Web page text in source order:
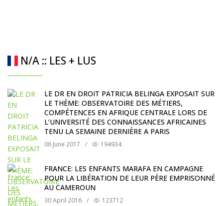
N/A :: LES + LUS
LE DR EN DROIT PATRICIA BELINGA EXPOSAIT SUR
LE THÈME: OBSERVATOIRE DES MÉTIERS,
COMPÉTENCES EN AFRIQUE CENTRALE LORS DE
L’UNIVERSITÉ DES CONNAISSANCES AFRICAINES
TENU LA SEMAINE DERNIÈRE A PARIS
06 June 2017 / 194934
FRANCE: LES ENFANTS MARAFA EN CAMPAGNE
POUR LA LIBÉRATION DE LEUR PÈRE EMPRISONNÉ
AU CAMEROUN
30 April 2016 / 123712